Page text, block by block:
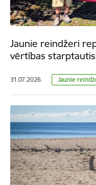
Jaunie reindžeri
vērtības
31.07.2026. Jaunie